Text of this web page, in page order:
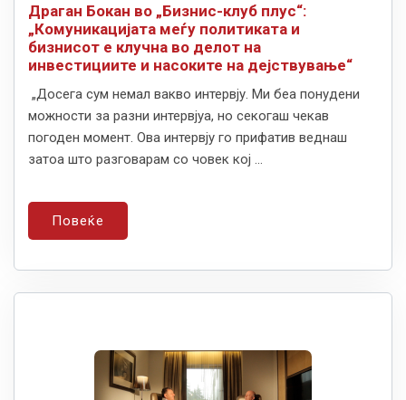
Драган Бокан во „Бизнис-клуб плус“:
„Комуникацијата меѓу политиката и
бизнисот е клучна во делот на
инвестициите и насоките на дејствување“
„Досега сум немал вакво интервју. Ми беа понудени
можности за разни интервјуа, но секогаш чекав
погоден момент. Ова интервју го прифатив веднаш
затоа што разговарам со човек кој ...
Повеќе